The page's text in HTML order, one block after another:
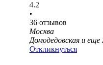
4.2
•
36 отзывов
Москва
Домодедовская и еще
Откликнуться